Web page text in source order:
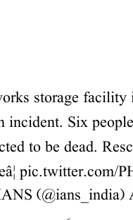
storage facility
Six
to be dead.
pic.twitter.com/